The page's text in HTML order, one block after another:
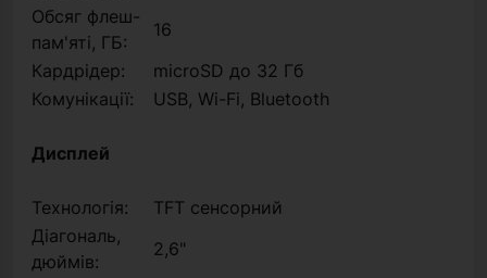
Обсяг флеш-
пам'яті, ГБ:
16
Кардрідер:
microSD до 32 Гб
Комунікації:
USB, Wi-Fi, Bluetooth
Дисплей
Технологія:
TFT сенсорний
Діагональ,
дюймів:
2,6"